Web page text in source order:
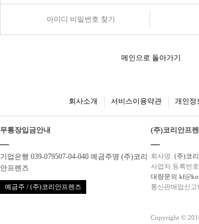
로
아이디 비밀번호 찾기
메인으로 돌아가기
회사소개 서비스이용약관 개인정
무통장입금안내
기업은행 039-079507-04-040 예금주명 (주)코리
안프렌즈
예금주 / (주)코리안프렌즈
(주)코리안프
회사명. (주)코
사업자 등록번호.
대량문의
통신판매업신고
Copyright ©